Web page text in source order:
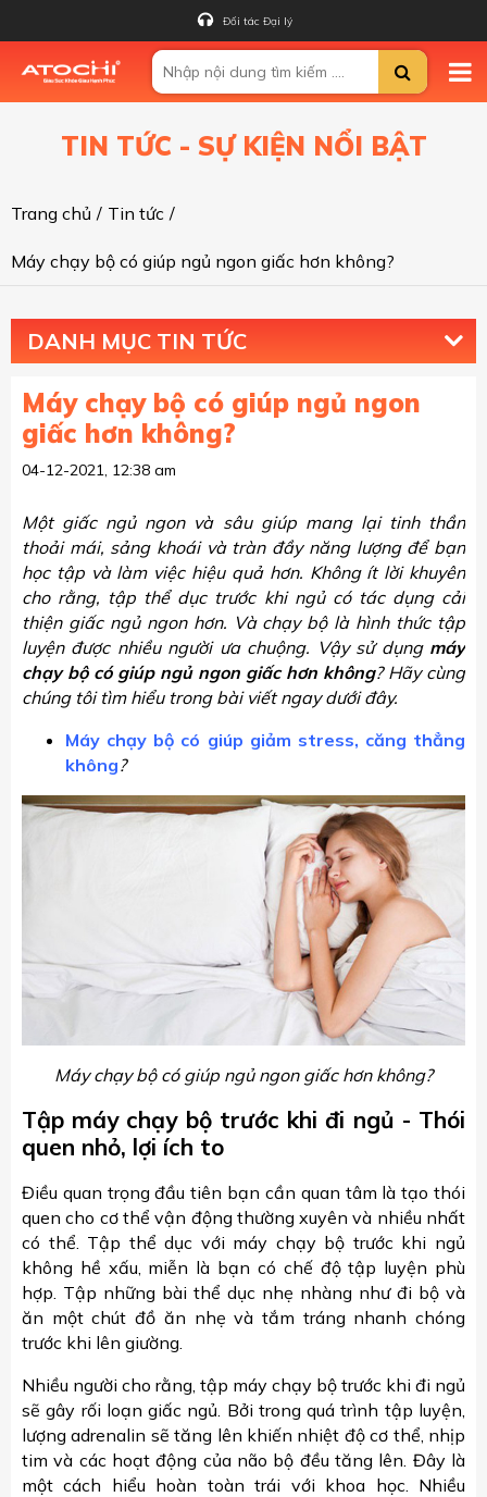
Đối tác Đại lý
TIN TỨC - SỰ KIỆN NỔI BẬT
Trang chủ / Tin tức /
Máy chạy bộ có giúp ngủ ngon giấc hơn không?
DANH MỤC TIN TỨC
Máy chạy bộ có giúp ngủ ngon
giấc hơn không?
04-12-2021, 12:38 am
Một giấc ngủ ngon và sâu giúp mang lại tinh thần
thoải mái, sảng khoái và tràn đầy năng lượng để bạn
học tập và làm việc hiệu quả hơn. Không ít lời khuyên
cho rằng, tập thể dục trước khi ngủ có tác dụng cải
thiện giấc ngủ ngon hơn. Và chạy bộ là hình thức tập
luyện được nhiều người ưa chuộng. Vậy sử dụng máy
chạy bộ có giúp ngủ ngon giấc hơn không? Hãy cùng
chúng tôi tìm hiểu trong bài viết ngay dưới đây.
Máy chạy bộ có giúp giảm stress, căng thẳng
không?
Máy chạy bộ có giúp ngủ ngon giấc hơn không?
Tập máy chạy bộ trước khi đi ngủ - Thói
quen nhỏ, lợi ích to
Điều quan trọng đầu tiên bạn cần quan tâm là tạo thói
quen cho cơ thể vận động thường xuyên và nhiều nhất
có thể. Tập thể dục với máy chạy bộ trước khi ngủ
không hề xấu, miễn là bạn có chế độ tập luyện phù
hợp. Tập những bài thể dục nhẹ nhàng như đi bộ và
ăn một chút đồ ăn nhẹ và tắm tráng nhanh chóng
trước khi lên giường.
Nhiều người cho rằng, tập máy chạy bộ trước khi đi ngủ
sẽ gây rối loạn giấc ngủ. Bởi trong quá trình tập luyện,
lượng adrenalin sẽ tăng lên khiến nhiệt độ cơ thể, nhịp
tim và các hoạt động của não bộ đều tăng lên. Đây là
một cách hiểu hoàn toàn trái với khoa học. Nhiều